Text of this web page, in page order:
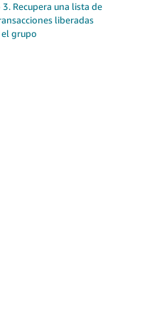
3. Recupera una lista de
liberadas
el grupo